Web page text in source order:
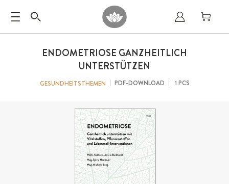
ENDOMETRIOSE GANZHEITLICH
UNTERSTÜTZEN
GESUNDHEITSTHEMEN PDF-DOWNLOAD 1 PCS